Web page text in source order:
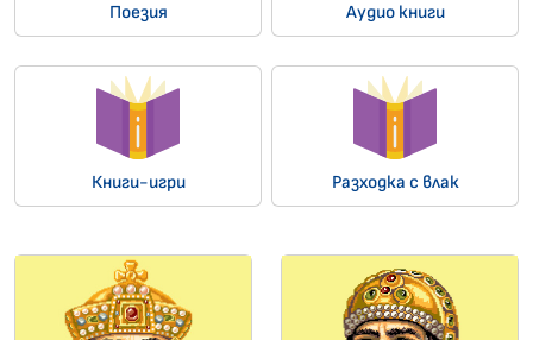
Поезия Аудио книги
Книги-игри Разходка с влак